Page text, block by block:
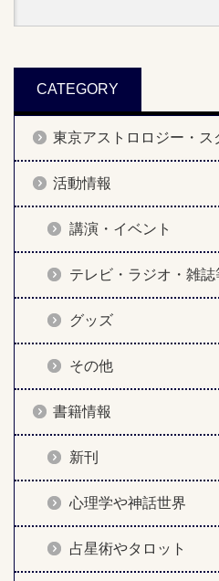
CATEGORY
東京アストロロジー・ス
活動情報
講演・イベント
テレビ・ラジオ・雑誌
グッズ
その他
書籍情報
新刊
心理学や神話世界
占星術やタロット